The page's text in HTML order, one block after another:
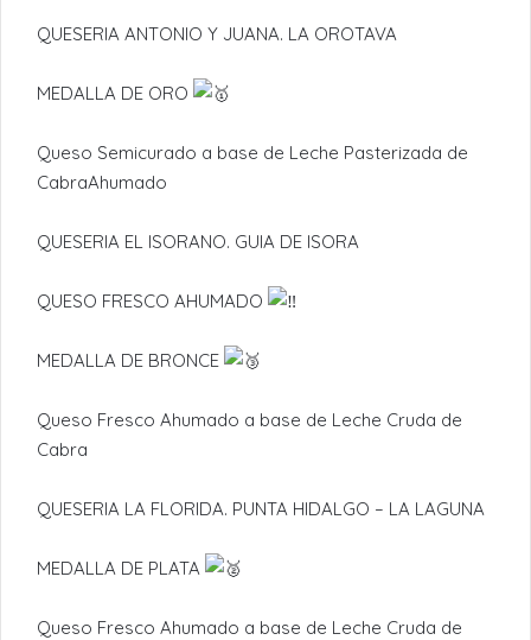
QUESERIA ANTONIO Y JUANA. LA OROTAVA
MEDALLA DE ORO
Queso Semicurado a base de Leche Pasterizada de
CabraAhumado
QUESERIA EL ISORANO. GUIA DE ISORA
QUESO FRESCO AHUMADO
MEDALLA DE BRONCE
Queso Fresco Ahumado a base de Leche Cruda de
Cabra
QUESERIA LA FLORIDA. PUNTA HIDALGO – LA LAGUNA
MEDALLA DE PLATA
Queso Fresco Ahumado a base de Leche Cruda de